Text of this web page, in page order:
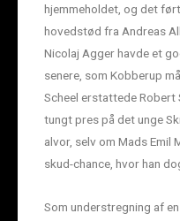
hjemmeholdet, og det
hovedstød fra Andreas
Nicolaj Agger havde et
senere, som Kobberup
Scheel erstattede
tungt pres på det unge
alvor, selv om Mads Emil
skud-chance, hvor han
Som understregning af